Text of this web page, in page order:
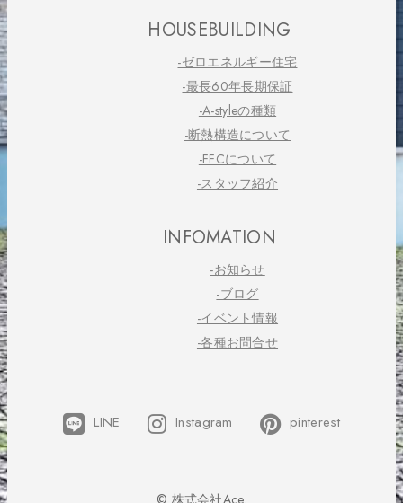
HOUSEBUILDING
-ゼロエネルギー住宅
-最長60年長期保証
-A-styleの種類
-断熱構造について
-FFCについて
-スタッフ紹介
INFOMATION
-お知らせ
-ブログ
-イベント情報
-各種お問合せ
© 株式会社Ace.
LINE Instagram pinterest